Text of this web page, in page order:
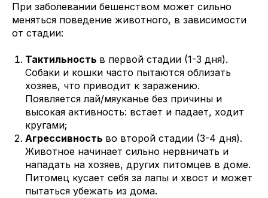
При заболевании бешенством может сильно
меняться поведение животного, в зависимости
от стадии:
Тактильность в первой стадии (1-3 дня).
Собаки и кошки часто пытаются облизать
хозяев, что приводит к заражению.
Появляется лай/мяуканье без причины и
высокая активность: встает и падает, ходит
кругами;
Агрессивность во второй стадии (3-4 дня).
Животное начинает сильно нервничать и
нападать на хозяев, других питомцев в доме.
Питомец кусает себя за лапы и хвост и может
пытаться убежать из дома.